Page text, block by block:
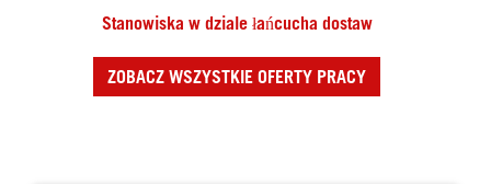
Stanowiska w dziale łańcucha dostaw
ZOBACZ WSZYSTKIE OFERTY PRACY